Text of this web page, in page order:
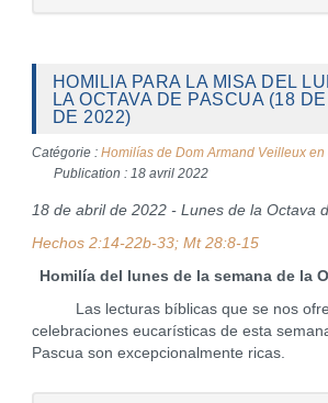
HOMILIA PARA LA MISA DEL
LA OCTAVA DE PASCUA (18
DE 2022)
Catégorie : Homilías de Dom Armand Veilleux en
Publication : 18 avril 2022
18 de abril de 2022 - Lunes de la Octava
Hechos 2:14-22b-33; Mt 28:8-15
Homilía del lunes de la semana de la
Las lecturas bíblicas que se nos
celebraciones eucarísticas de esta
Pascua son excepcionalmente ricas.